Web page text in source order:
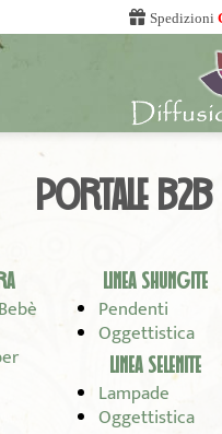
Spedizioni
PORTALE
LINEA SHUNGITE
Pendenti
Oggettistica
LINEA SELENITE
Lampade
Oggettistica